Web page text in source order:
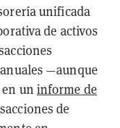
unificada
de activos
—aunque
un informe de
de